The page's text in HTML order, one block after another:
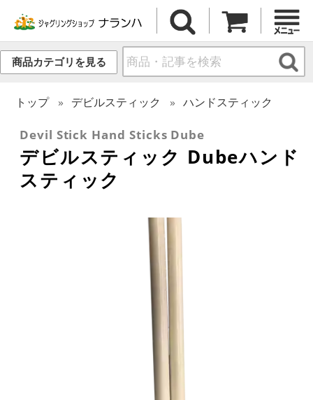
商品カテゴリを見る
トップ デビルスティック ハンドスティック
Devil Stick Hand Sticks Dube
デビルスティック Dubeハンド
スティック